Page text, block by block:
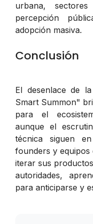
urbana,
percepción
adopción masiva.
Conclusión
El desenlace de
Smart Summon"
para el
aunque el
técnica siguen
founders y
iterar sus
autoridades,
para anticiparse y